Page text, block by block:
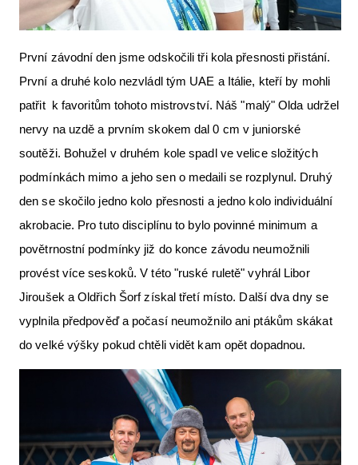
První závodní den jsme odskočili tři kola přesnosti přistání.
První a druhé kolo nezvládl tým UAE a Itálie, kteří by mohli
patřit k favoritům tohoto mistrovství. Náš "malý" Olda udržel
nervy na uzdě a prvním skokem dal 0 cm v juniorské
soutěži. Bohužel v druhém kole spadl ve velice složitých
podmínkách mimo a jeho sen o medaili se rozplynul. Druhý
den se skočilo jedno kolo přesnosti a jedno kolo individuální
akrobacie. Pro tuto disciplínu to bylo povinné minimum a
povětrnostní podmínky již do konce závodu neumožnili
provést více seskoků. V této "ruské ruletě" vyhrál Libor
Jiroušek a Oldřich Šorf získal třetí místo. Další dva dny se
vyplnila předpověď a počasí neumožnilo ani ptákům skákat
do velké výšky pokud chtěli vidět kam opět dopadnou.